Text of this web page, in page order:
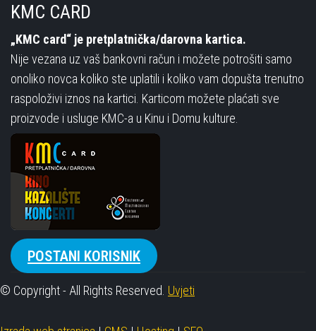
KMC CARD
„KMC card“ je pretplatnička/darovna kartica.
Nije vezana uz vaš bankovni račun i možete potrošiti samo
onoliko novca koliko ste uplatili i koliko vam dopušta trenutno
raspoloživi iznos na kartici. Karticom možete plaćati sve
proizvode i usluge KMC-a u Kinu i Domu kulture.
POSTANI KORISNIK
© Copyright - All Rights Reserved. Uvjeti